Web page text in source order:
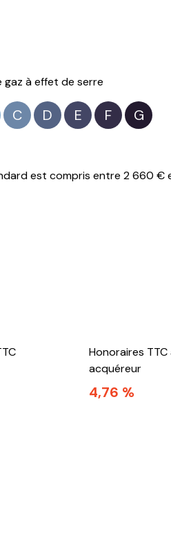
gaz à effet de serre
C D E F G
est compris entre 2 660 €
Honoraires TTC
acquéreur
4,76 %